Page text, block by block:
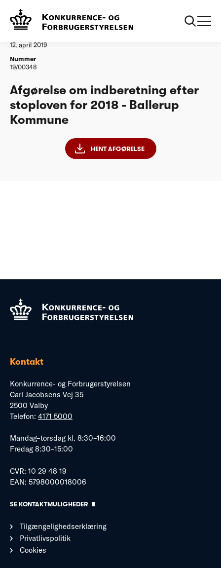
Vandtilsyn
12. april 2019
Nummer
19/00348
Afgørelse om indberetning efter
stoploven for 2018 - Ballerup
Kommune
HENT AFGØRELSE
Kontakt
Konkurrence- og Forbrugerstyrelsen
Carl Jacobsens Vej 35
2500 Valby
Telefon: 4171 5000
Mandag–torsdag kl. 8:30–16:00
Fredag 8:30–15:00
CVR: 10 29 48 19
EAN: 5798000018006
SE KONTAKTMULIGHEDER
Tilgængelighedserklæring
Privatlivspolitik
Cookies